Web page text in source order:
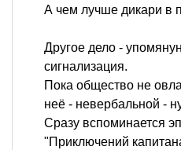
А чем лучше дикари в
Другое дело -
сигнализация.
Пока общество не
неё - невербальной -
Сразу вспоминается
"Приключений